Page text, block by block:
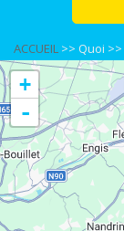
ACCUEIL >> Quoi >>
+
-